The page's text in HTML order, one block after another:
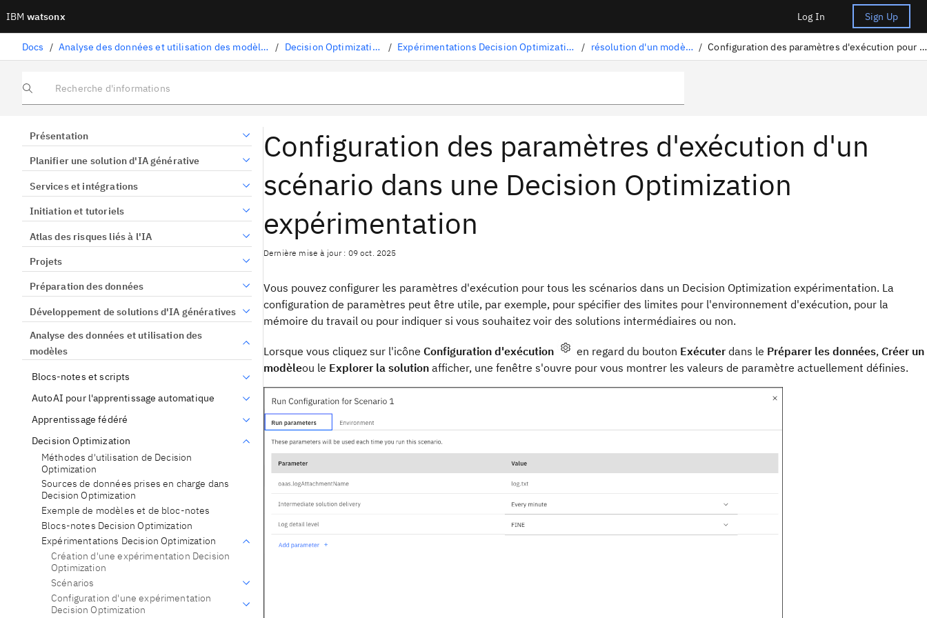
IBM watsonx Log In Sign Up
Docs / Analyse des données et utilisation des modèles / Decision Optimization / Expérimentations Decision Optimization / résolution d'un modèle / Configuration des paramètres d'exécution pour un scénario
Recherche d'informations
Présentation
Planifier une solution d'IA générative
Services et intégrations
Initiation et tutoriels
Atlas des risques liés à l'IA
Projets
Préparation des données
Développement de solutions d'IA génératives
Analyse des données et utilisation des
modèles
Blocs-notes et scripts
AutoAI pour l'apprentissage automatique
Apprentissage fédéré
Decision Optimization
Méthodes d'utilisation de Decision
Optimization
Sources de données prises en charge dans
Decision Optimization
Exemple de modèles et de bloc-notes
Blocs-notes Decision Optimization
Expérimentations Decision Optimization
Création d'une expérimentation Decision
Optimization
Scénarios
Configuration d'une expérimentation
Decision Optimization
Configuration des paramètres d'exécution d'un
scénario dans une Decision Optimization
expérimentation
Dernière mise à jour : 09 oct. 2025
Vous pouvez configurer les paramètres d'exécution pour tous les scénarios dans un Decision Optimization expérimentation. La
configuration de paramètres peut être utile, par exemple, pour spécifier des limites pour l'environnement d'exécution, pour la
mémoire du travail ou pour indiquer si vous souhaitez voir des solutions intermédiaires ou non.
Lorsque vous cliquez sur l'icône Configuration d'exécution en regard du bouton Exécuter dans le Préparer les données, Créer un
modèleou le Explorer la solution afficher, une fenêtre s'ouvre pour vous montrer les valeurs de paramètre actuellement définies.